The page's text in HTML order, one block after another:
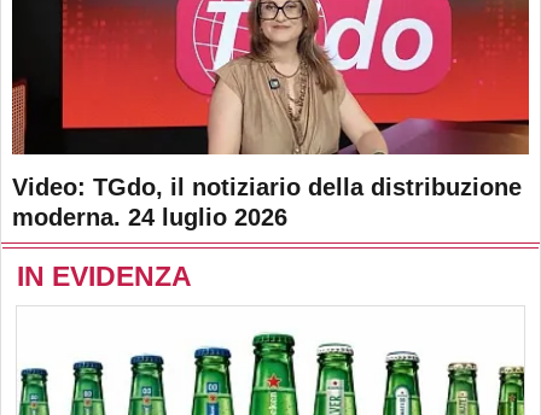
Video: TGdo, il notiziario della distribuzione
moderna. 24 luglio 2026
IN EVIDENZA